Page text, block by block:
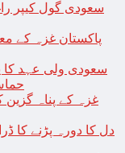
سعودی گول کیپر
پاکستان غزہ کے
سعودی ولی عہد کا
دل کا دورہ پڑنے کا